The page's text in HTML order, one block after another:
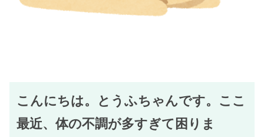
こんにちは。とうふちゃんです。ここ
最近、体の不調が多すぎて困りま